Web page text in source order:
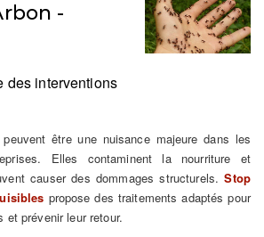
-
des interventions
être une nuisance majeure dans les
Elles contaminent la nourriture et
causer des dommages structurels.Stop
propose des traitements adaptés pour
et prévenir leur retour.